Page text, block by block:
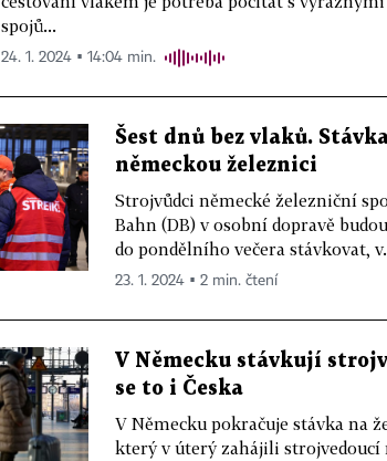
spojů...
24. 1. 2024 ▪ 14:04 min.
Šest dnů bez vlaků.
německou železnici
Strojvůdci německé železniční
Bahn (DB) v osobní dopravě
do pondělního večera stávkovat,
23. 1. 2024 ▪ 2 min. čtení
V Německu stávkují
se to i Česka
V Německu pokračuje stávka na
který v úterý zahájili strojvedoucí